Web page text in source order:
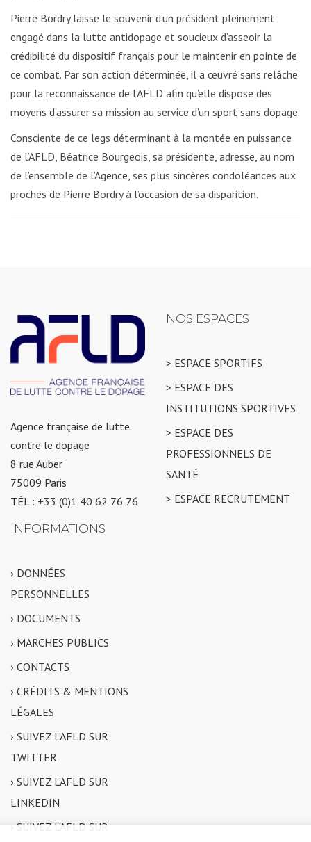
Pierre Bordry laisse le souvenir d’un président pleinement
engagé dans la lutte antidopage et soucieux d’asseoir la
crédibilité du dispositif français pour le maintenir en pointe de
ce combat. Par son action déterminée, il a œuvré sans relâche
pour la reconnaissance de l’AFLD afin qu’elle dispose des
moyens d’assurer sa mission au service d’un sport sans dopage.
Consciente de ce legs déterminant à la montée en puissance
de l’AFLD, Béatrice Bourgeois, sa présidente, adresse, au nom
de l’ensemble de l’Agence, ses plus sincères condoléances aux
proches de Pierre Bordry à l’occasion de sa disparition.
Agence française de lutte
contre le dopage
8 rue Auber
75009 Paris
TÉL : +33 (0)1 40 62 76 76
NOS ESPACES
> ESPACE SPORTIFS
> ESPACE DES
INSTITUTIONS SPORTIVES
> ESPACE DES
PROFESSIONNELS DE
SANTÉ
> ESPACE RECRUTEMENT
INFORMATIONS
› DONNÉES
PERSONNELLES
› DOCUMENTS
› MARCHES PUBLICS
› CONTACTS
› CRÉDITS & MENTIONS
LÉGALES
› SUIVEZ L’AFLD SUR
TWITTER
› SUIVEZ L’AFLD SUR
LINKEDIN
› SUIVEZ L’AFLD SUR